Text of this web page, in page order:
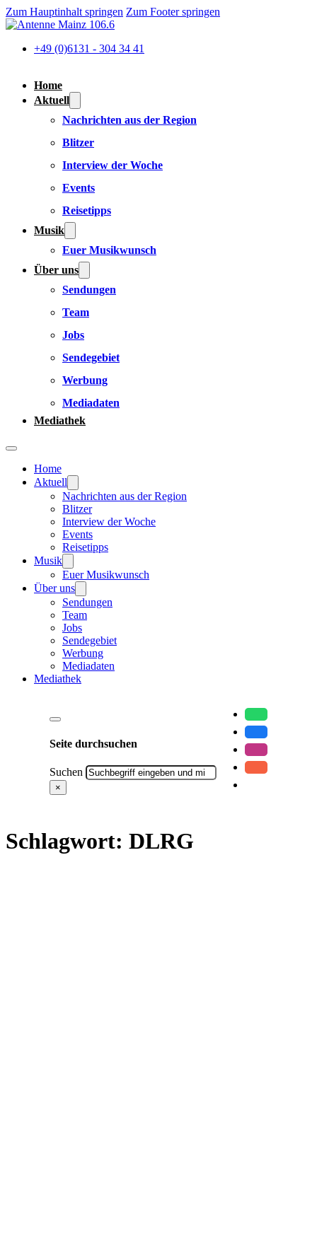
Zum Hauptinhalt springen Zum Footer springen
+49 (0)6131 - 304 34 41
Home
Aktuell
Nachrichten aus der Region
Blitzer
Interview der Woche
Events
Reisetipps
Musik
Euer Musikwunsch
Über uns
Sendungen
Team
Jobs
Sendegebiet
Werbung
Mediadaten
Mediathek
Home
Aktuell
Nachrichten aus der Region
Blitzer
Interview der Woche
Events
Reisetipps
Musik
Euer Musikwunsch
Über uns
Sendungen
Team
Jobs
Sendegebiet
Werbung
Mediadaten
Mediathek
Seite durchsuchen
Suchen
×
Schlagwort: DLRG